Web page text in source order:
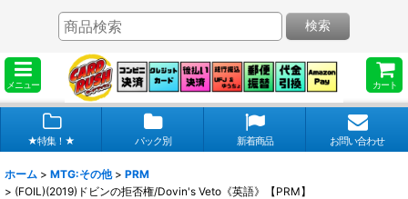
メニュー カート
検索
★特集！★ パック別 新着商品 お問い合わせ
ホーム > MTG:その他 > PRM
> (FOIL)(2019)ドビンの拒否権/Dovin's Veto《英語》【PRM】